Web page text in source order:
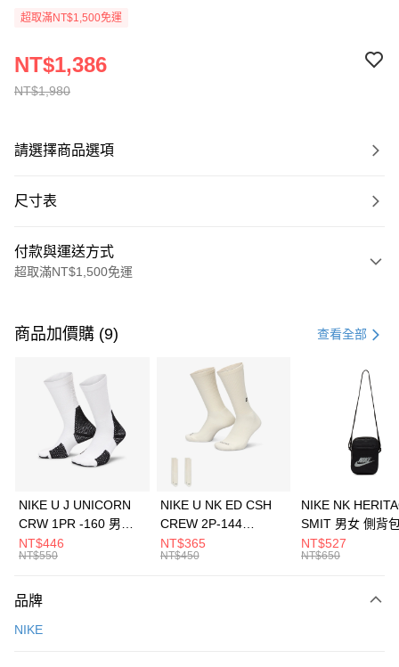
超取滿NT$1,500免運
NT$1,980
NT$1,386
請選擇商品選項
尺寸表
付款與運送方式
超取滿NT$1,500免運
信用卡一次付款
3 期 0 利率 每期 21家銀行
合作金庫商業銀行
第一商業銀行
華南商業銀行
彰化商業銀行
上海商業儲蓄銀行
元大商業銀行
台灣樂天信用卡公司
Apple Pay
全盈+PAY
AFTEE先享後付
【關於「AFTEE先享後付」】
便利好安心！
運送方式
商品加價購 (9) 查看全部
NIKE U J UNICORN
CRW 1PR -160 男女
中統襪 FZ3393100
NT$446
NT$550
NIKE U NK ED CSH
CREW 2P-144
EMBRDY 男女 短統襪
FZ3073133
NT$365
NT$450
NIKE NK
SMIT 男女 側背
BA5871010
NT$527
NT$650
品牌
NIKE